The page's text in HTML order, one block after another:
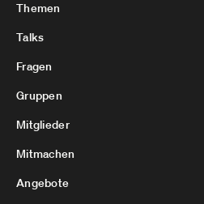
Themen
Talks
Fragen
Gruppen
Mitglieder
Mitmachen
Angebote